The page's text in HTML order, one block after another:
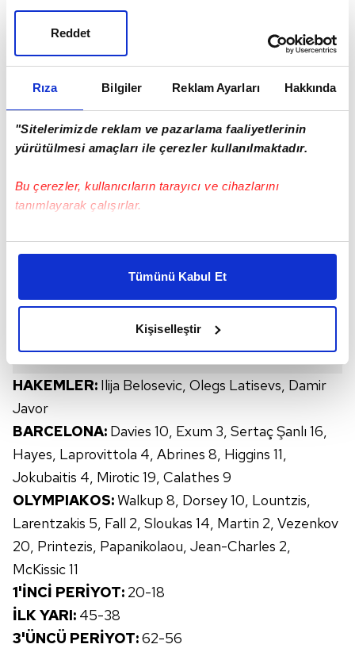
Rıza Bilgiler Reklam Ayarları Hakkında
"Sitelerimizde reklam ve pazarlama faaliyetlerinin
yürütülmesi amaçları ile çerezler kullanılmaktadır.
Bu çerezler, kullanıcıların tarayıcı ve cihazlarını
tanımlayarak çalışırlar.
Bu çerezlere izin vermeniz halinde sizlere özel
daha iyi reklam deneyimi yaşatabiliriz. Bunu yaparken
amacımızın size daha iyi bir reklam deneyimi sunmak
elimizden gelen çabayı gösterdiğimizi ve bu noktada,
kalemimiz olduğunu sizlere hatırlatmak isteriz.
Her halükârda, kullanıcılar, bu çerezlere izin vermedikleri
takdirde, kullanıcılara hedefli reklamlar
gösterilmeyecektir."
Sitemizde kendimize ve üçüncü kişilere ait çerezler
kullanılmaktadır. Bu çerezler vasıtasıyla çeşitli kişisel
verileriniz işlenmekte olup gerekli olan çerezler bilgi
toplumu hizmetlerinin sunulması amacıyla
kullanılmaktadır. Diğer çerezler, sitemizin daha işlevsel
kılınması ve kişiselleştirilmesi ve sizlere yönelik
reklam/pazarlama faaliyetlerinin yapılması, amaçlarıyla
sınırlı olarak açık rızanız dahilinde kullanılacaktır.
Tümünü Kabul Et
Kişiselleştir
Reddet
periyotta ise farkı açan Barcelona, parkeden 10
sayılık farkla 84-74 galip ayrıldı. Barcelona bu
sonuçla birlikte Turkish Airlines EuroLeague Final
Four'u 3'üncü sırada noktaladı.
HAKEMLER: Ilija Belosevic, Olegs Latisevs, Damir
Javor
BARCELONA: Davies 10, Exum 3, Sertaç Şanlı 16,
Hayes, Laprovittola 4, Abrines 8, Higgins 11,
Jokubaitis 4, Mirotic 19, Calathes 9
OLYMPIAKOS:Walkup 8, Dorsey 10, Lountzis,
Larentzakis 5, Fall 2, Sloukas 14, Martin 2, Vezenkov
20, Printezis, Papanikolaou, Jean-Charles 2,
McKissic 11
1'İNCİ PERİYOT: 20-18
İLK YARI: 45-38
3'ÜNCÜ PERİYOT:62-56